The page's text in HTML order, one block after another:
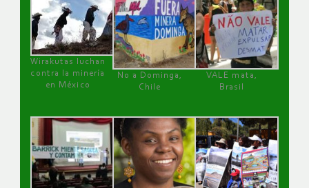
Wirakutas luchan
contra la minería
en México
No a Dominga,
Chile
VALE mata,
Brasil